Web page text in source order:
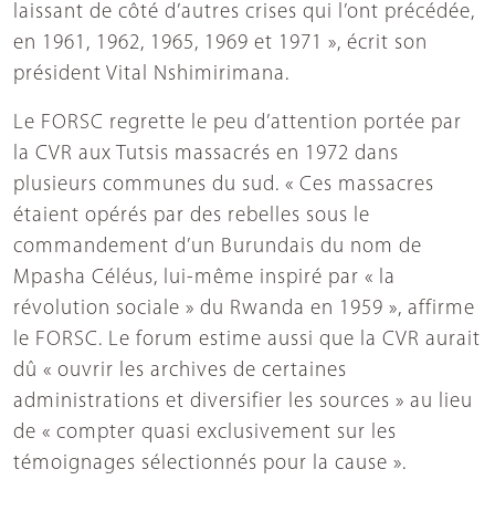
laissant de côté d’autres crises qui l’ont précédée,
en 1961, 1962, 1965, 1969 et 1971 », écrit son
président Vital Nshimirimana.
Le FORSC regrette le peu d’attention portée par
la CVR aux Tutsis massacrés en 1972 dans
plusieurs communes du sud. « Ces massacres
étaient opérés par des rebelles sous le
commandement d’un Burundais du nom de
Mpasha Céléus, lui-même inspiré par « la
révolution sociale » du Rwanda en 1959 », affirme
le FORSC. Le forum estime aussi que la CVR aurait
dû « ouvrir les archives de certaines
administrations et diversifier les sources » au lieu
de « compter quasi exclusivement sur les
témoignages sélectionnés pour la cause ».